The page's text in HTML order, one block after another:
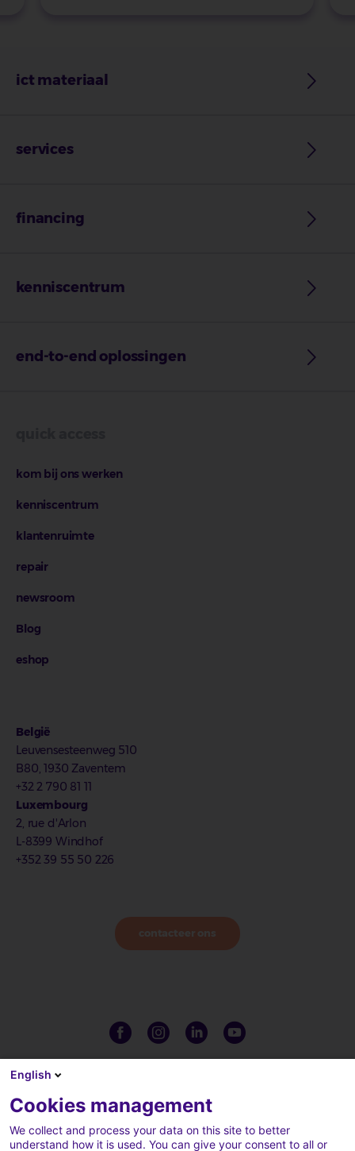
ict materiaal
services
financing
kenniscentrum
end-to-end oplossingen
kom bij ons werken
kenniscentrum
klantenruimte
repair
newsroom
Blog
eshop
België
Leuvensesteenweg 510
B80, 1930 Zaventem
+32 2 790 81 11
Luxembourg
2, rue d'Arlon
L-8399 Windhof
+352 39 55 50 226
contacteer ons
English
Cookies management
We collect and process your data on this site to better
understand how it is used. You can give your consent to all or